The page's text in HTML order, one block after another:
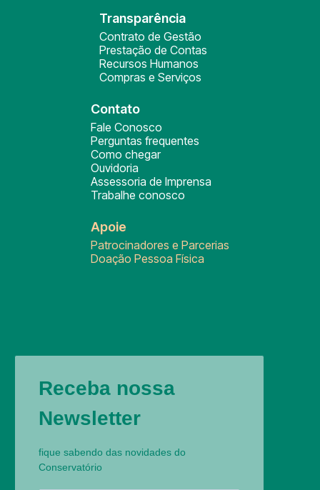
Transparência
Contrato de Gestão
Prestação de Contas
Recursos Humanos
Compras e Serviços
Contato
Fale Conosco
Perguntas frequentes
Como chegar
Ouvidoria
Assessoria de Imprensa
Trabalhe conosco
Apoie
Patrocinadores e Parcerias
Doação Pessoa Física